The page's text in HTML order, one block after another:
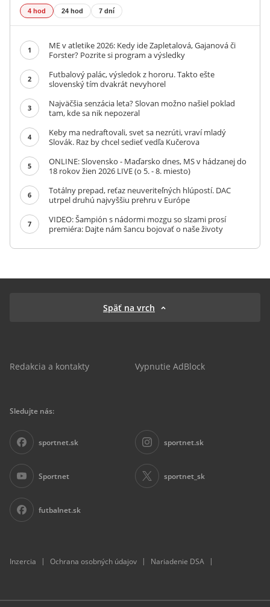
4 hod 24 hod 7 dní
1
ME v atletike 2026: Kedy ide Zapletalová, Gajanová či
Forster? Pozrite si program a výsledky
2
Futbalový palác, výsledok z hororu. Takto ešte
slovenský tím dvakrát nevyhorel
3
Najväčšia senzácia leta? Slovan možno našiel poklad
tam, kde sa nik nepozeral
4
Keby ma nedraftovali, svet sa nezrúti, vraví mladý
Slovák. Raz by chcel sedieť vedľa Kučerova
5
ONLINE: Slovensko - Maďarsko dnes, MS v hádzanej do
18 rokov žien 2026 LIVE (o 5. - 8. miesto)
6
Totálny prepad, reťaz neuveriteľných hlúpostí. DAC
utrpel druhú najvyššiu prehru v Európe
7
VIDEO: Šampión s nádormi mozgu so slzami prosí
premiéra: Dajte nám šancu bojovať o naše životy
Späť na vrch
Redakcia a kontakty Vypnutie AdBlock
Sledujte nás:
sportnet.sk sportnet.sk
Sportnet sportnet_sk
futbalnet.sk
Inzercia | Ochrana osobných údajov | Nariadenie DSA |